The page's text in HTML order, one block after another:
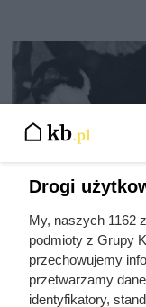
Drogi
My, naszych 1162
podmioty z Grupy
przechowujemy
przetwarzamy
identyfikatory,